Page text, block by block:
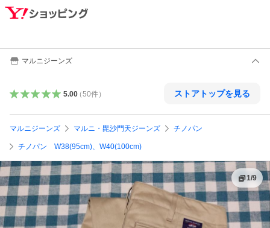
マルニジーンズ
5.00（50件） ストアトップを見る
マルニジーンズ マルニ・毘沙門天ジーンズ チノパン
チノパン W38(95cm)、W40(100cm)
1/9